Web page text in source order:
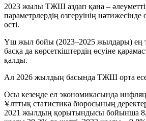
2023 жылы ТЖШ аздап қана –
параметрлердің өзгеруінің
өсті.
Үш жыл бойы (2023–2025 жылдары) ең
басқа да көрсеткіштердің өсуіне
қалды.
Ал 2026 жылдың басында ТЖШ орта
Осы кезеңде ел экономикасында
Ұлттық статистика бюросының
2021 жылдың қорытындысы бойынша